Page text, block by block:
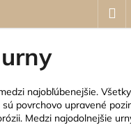
najobľúbenejšie.
povrchovo upravené
Medzi najodolnejšie